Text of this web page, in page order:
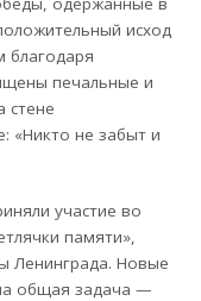
исход
благодаря
печальные и
стене
«Никто не забыт и
участие во
памяти»,
Ленинграда. Новые
общая задача —